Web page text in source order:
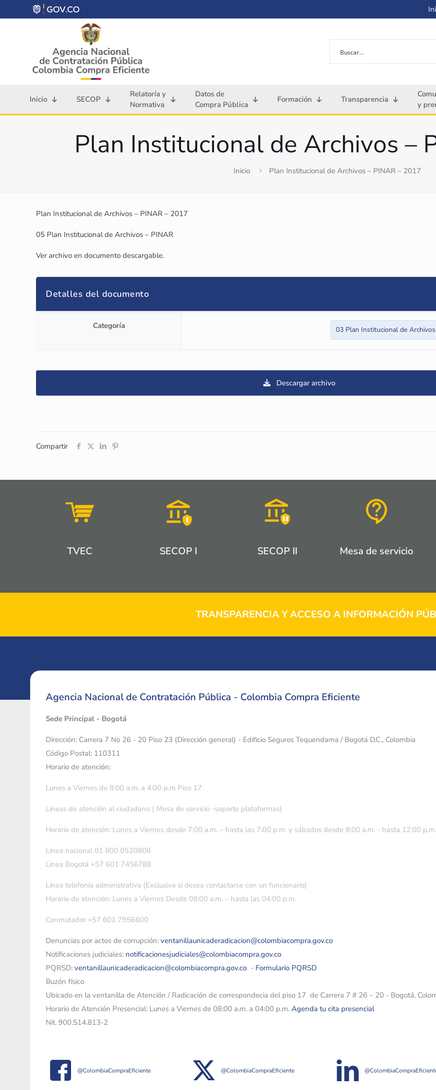
Inicio SECOP
Relatoría y
Normativa
Datos de
Compra Pública
Formación Transparencia
y
Plan Institucional de Archivos –
Inicio Plan Institucional de Archivos – PINAR – 2017
Plan Institucional de Archivos – PINAR – 2017
05 Plan Institucional de Archivos – PINAR
Ver archivo en documento descargable.
Detalles del documento
Categoría 03 Plan Institucional de
Descargar archivo
Compartir
TVEC SECOP I SECOP II Mesa de servicio
TRANSPARENCIA Y ACCESO A INFORMACIÓN
Agencia Nacional de Contratación Pública - Colombia Compra Eficiente
Sede Principal - Bogotá
Dirección: Carrera 7 No 26 - 20 Piso 23 (Dirección general) - Edificio Seguros Tequendama / Bogotá D.C., Colombia
Código Postal: 110311
Horario de atención:
Lunes a Viernes de 8:00 a.m. a 4:00 p.m Piso 17
Líneas de atención al ciudadano ( Mesa de servicio -soporte plataformas)
Horario de atención: Lunes a Viernes desde 7:00 a.m. – hasta las 7:00 p.m. y sábados desde 8:00 a.m. - hasta 12:00 p.m.
Linea nacional 01 800 0520808
Linea Bogotá +57 601 7456788
Linea telefonía administrativa (Exclusiva si desea contactarse con un funcionario)
Horario de atención: Lunes a Viernes Desde 08:00 a.m. – hasta las 04:00 p.m.
Conmutador +57 601 7956600
Denuncias por actos de corrupción: ventanillaunicaderadicacion@colombiacompra.gov.co
Notificaciones judiciales: notificacionesjudiciales@colombiacompra.gov.co
PQRSD: ventanillaunicaderadicacion@colombiacompra.gov.co - Formulario PQRSD
Buzón físico
Ubicado en la ventanilla de Atención / Radicación de correspondecia del piso 17 de Carrera 7 # 26 – 20 - Bogotá,
Horario de Atención Presencial: Lunes a Viernes de 08:00 a.m. a 04:00 p.m. Agenda tu cita presencial
Nit. 900.514.813-2
@ColombiaCompraEficiente @ColombiaCompraEficiente